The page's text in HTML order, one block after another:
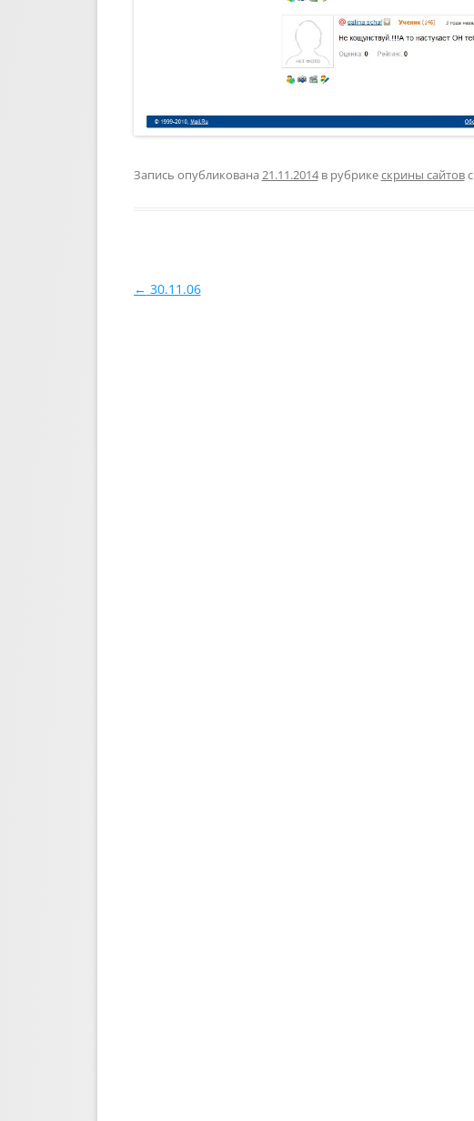
Запись опубликована 21.11.2014в рубрикескрины сайтов
Навигация по записям
← 30.11.06